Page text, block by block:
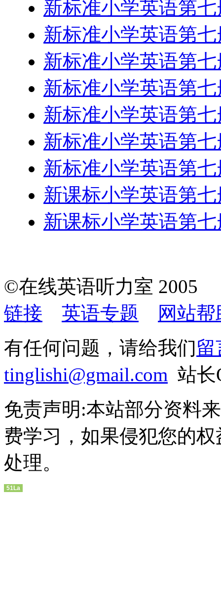
新标准小学英语第
新标准小学英语第
新标准小学英语第
新标准小学英语第
新标准小学英语第
新标准小学英语第
新标准小学英语第
新课标小学英语第
新课标小学英语第
©在线英语听力室
链接
英语专题
网站帮
有任何问题，请给我们留
tinglishi@gmail.com 站长
免责声明:本站部分资料
费学习，如果侵犯您的
处理。
51La